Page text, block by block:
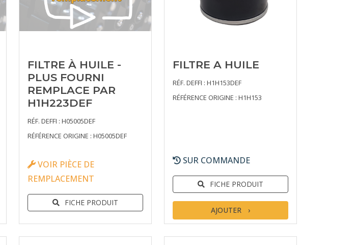
FILTRE À HUILE -
PLUS FOURNI
REMPLACE PAR
H1H223DEF
RÉF. DEFFI : H05005DEF
RÉFÉRENCE ORIGINE : H05005DEF
VOIR PIÈCE DE
REMPLACEMENT
FICHE PRODUIT
FILTRE A HUILE
RÉF. DEFFI : H1H153DEF
RÉFÉRENCE ORIGINE : H1H153
SUR COMMANDE
FICHE PRODUIT
AJOUTER